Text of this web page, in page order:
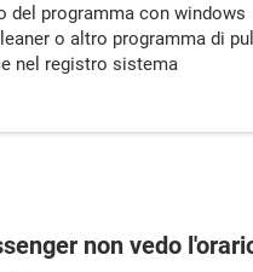
del programma con windows
o altro programma di
nel registro sistema
non vedo